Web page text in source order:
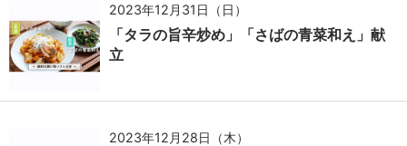
2023年12月31日（日）
「タラの旨辛炒め」「さばの青菜和え」献
立
2023年12月28日（木）